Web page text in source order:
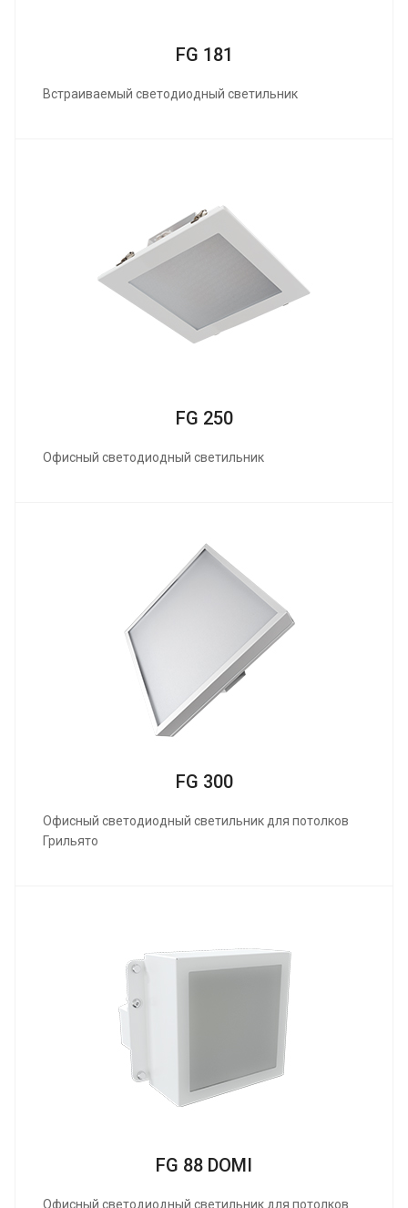
FG 181
Встраиваемый светодиодный светильник
FG 250
Офисный светодиодный светильник
FG 300
Офисный светодиодный светильник для потолков
Грильято
FG 88 DOMI
Офисный светодиодный светильник для потолков